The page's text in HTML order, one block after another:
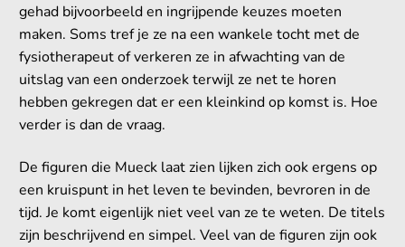
gehad bijvoorbeeld en ingrijpende keuzes moeten
maken. Soms tref je ze na een wankele tocht met de
fysiotherapeut of verkeren ze in afwachting van de
uitslag van een onderzoek terwijl ze net te horen
hebben gekregen dat er een kleinkind op komst is. Hoe
verder is dan de vraag.
De figuren die Mueck laat zien lijken zich ook ergens op
een kruispunt in het leven te bevinden, bevroren in de
tijd. Je komt eigenlijk niet veel van ze te weten. De titels
zijn beschrijvend en simpel. Veel van de figuren zijn ook